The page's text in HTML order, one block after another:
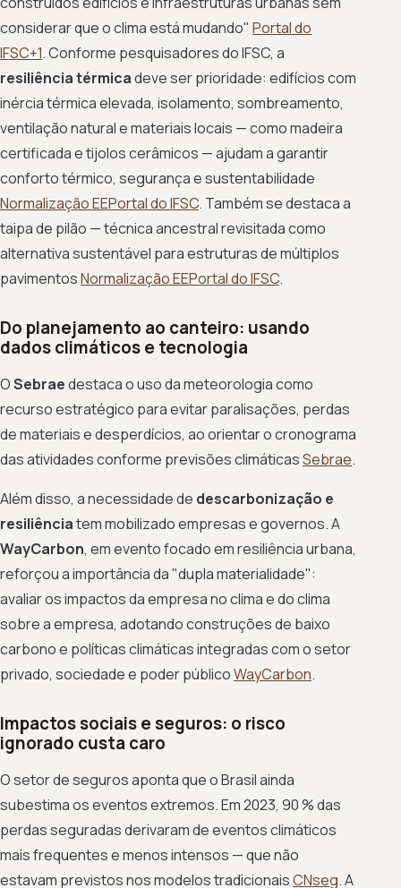
considerar que o clima está mudando" Portal do
IFSC+1. Conforme pesquisadores do IFSC, a
resiliência térmicadeve ser prioridade: edifícios com
inércia térmica elevada, isolamento, sombreamento,
ventilação natural e materiais locais — como madeira
certificada e tijolos cerâmicos — ajudam a garantir
conforto térmico, segurança e sustentabilidade
Normalização EEPortal do IFSC. Também se destaca a
taipa de pilão — técnica ancestral revisitada como
alternativa sustentável para estruturas de múltiplos
pavimentosNormalização EEPortal do IFSC.
Do planejamento ao canteiro: usando
dados climáticos e tecnologia
OSebraedestaca o uso da meteorologia como
recurso estratégico para evitar paralisações, perdas
de materiais e desperdícios, ao orientar o cronograma
das atividades conforme previsões climáticasSebrae.
Além disso, a necessidade de descarbonização e
resiliênciatem mobilizado empresas e governos. A
WayCarbon, em evento focado em resiliência urbana,
reforçou a importância da "dupla materialidade":
avaliar os impactos da empresa no clima e do clima
sobre a empresa, adotando construções de baixo
carbono e políticas climáticas integradas com o setor
privado, sociedade e poder públicoWayCarbon.
Impactos sociais e seguros: o risco
ignorado custa caro
O setor de seguros aponta que o Brasil ainda
subestima os eventos extremos. Em 2023, 90 % das
perdas seguradas derivaram de eventos climáticos
mais frequentes e menos intensos — que não
estavam previstos nos modelos tradicionaisCNseg. A